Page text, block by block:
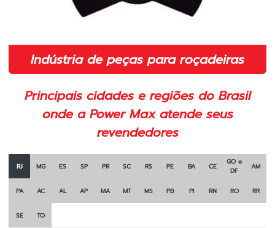
Implementos para roçadeiras
Lâmina 2 pontas para roçadeira 350mm
Lâmina para cortar grama
Lâmina de corte para roçadeira
Lâmina de corte para roçadeira toyama
Indústria de peças para roçadeiras
Principais cidades e regiões do Brasil
onde a Power Max atende seus
revendedores
RJ MG ES SP PR SC RS PE BA CE
GO e
DF
AM
PA AC AL AP MA MT MS PB PI RN RO RR
SE TO